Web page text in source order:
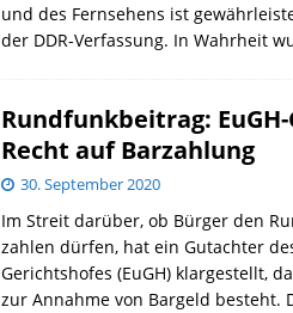
und des Fernsehens ist
der DDR-Verfassung. In Wahrheit
Rundfunkbeitrag:
Recht auf Barzahlung
30. September 2020
Im Streit darüber, ob Bürger den
zahlen dürfen, hat ein Gutachter
Gerichtshofes (EuGH) klargestellt,
zur Annahme von Bargeld besteht.